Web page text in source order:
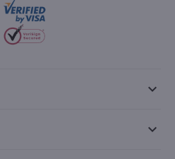
keyboard_arrow_down
keyboard_arrow_down